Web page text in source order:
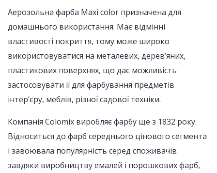
Аерозольна фарба Maxi color призначена для
домашнього використання. Має відмінні
властивості покриття, тому може широко
використовуватися на металевих, дерев’яних,
пластикових поверхнях, що дає можливість
застосовувати її для фарбування предметів
інтер’єру, меблів, різної садової техніки.
Компанія Colomix виробляє фарбу ще з 1832 року.
Відноситься до фарб середнього цінового сегмента
і завоювала популярність серед споживачів
завдяки виробництву емалей і порошкових фарб,